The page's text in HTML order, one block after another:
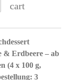
cart
& Erdbeere – ab
(4 x 100 g,
3